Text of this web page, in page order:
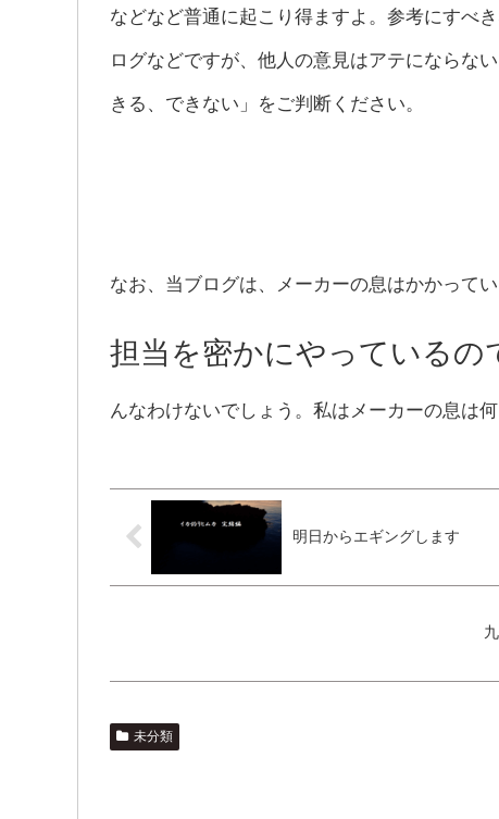
などなど普通に起こり得ますよ。参考にすべ
ログなどですが、他人の意見はアテにならな
きる、できない」をご判断ください。
なお、当ブログは、メーカーの息はかかってい
担当を密かにやっているの
んなわけないでしょう。私はメーカーの息は何
明日からエギングします
未分類